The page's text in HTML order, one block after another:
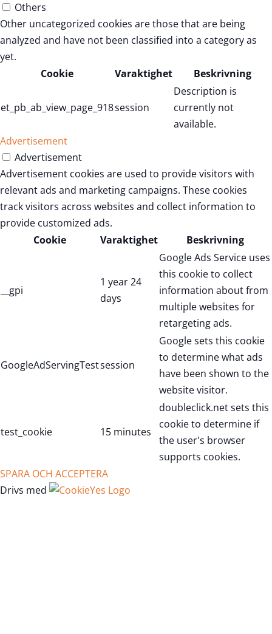
Others
Other uncategorized cookies are those that are being
analyzed and have not been classified into a category as
yet.
Cookie
Varaktighet Beskrivning
et_pb_ab_view_page_918session
Description is
currently not
available.
Advertisement
Advertisement
Advertisement cookies are used to provide visitors with
relevant ads and marketing campaigns. These cookies
track visitors across websites and collect information to
provide customized ads.
Cookie
Varaktighet Beskrivning
__gpi
1 year 24
days
Google Ads Service uses
this cookie to collect
information about from
multiple websites for
retargeting ads.
GoogleAdServingTestsession
Google sets this cookie
to determine what ads
have been shown to the
website visitor.
test_cookie 15 minutes
doubleclick.net sets this
cookie to determine if
the user's browser
supports cookies.
SPARA OCH ACCEPTERA
Drivs med